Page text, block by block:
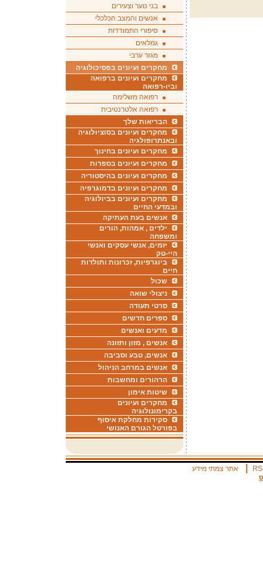
בני נוער וצעירים
אנשים והמצב הכלכלי
סיפורי התמודדות
גמלאים
מגזר ערבי
מחקרים ועיונים בפסיכולוגיה
מחקרים ועיונים ברפואה
וביו-רפואה
רפואה משלימה
רפואה אלטרנטיבית
הבריאות שלך
מחקרים ועיונים בסוציולוגיה
ובאנתרופולגיה
מחקרים ועיונים בחינוך
מחקרים ועיונים בספרות
מחקרים ועיונים בהיסטוריה
מחקרים ועיונים בדמוגרפיה
מחקרים ועיונים בביולוגיה
ובמדעי החיים
אנשים בעת העתיקה
ילדים , אמהות, הורים
ומשפחה
יזמים, אנשי עסקים ואנשי
היי-טק
ביוגרפיות, זכרונות ותולדות
חיים
שכול
ניצולי שואה
סרטי תעודה
ספרים חדשים
מדעים ואנשים
אנשים , מזון ותזונה
אנשים, טבע וסביבה
אנשים במרחב הניהול
הרהורים ומחשבות
שיטות אימון
מחקרים ועיונים
בקרימונולוגיה
סקירות מחלקת איסוף
בפורטל הגורם האנושי
אתר צמתי מידע